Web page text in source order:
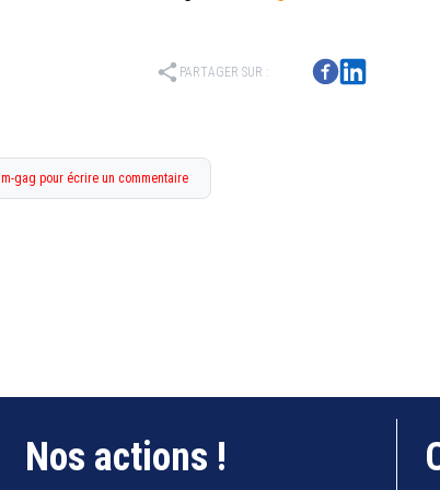
share PARTAGER SUR :
gag pour écrire un commentaire
Nos actions !